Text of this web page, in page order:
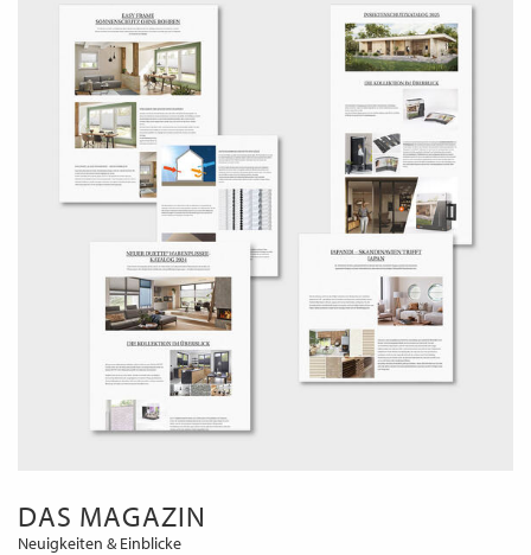
DAS MAGAZIN
Neuigkeiten & Einblicke